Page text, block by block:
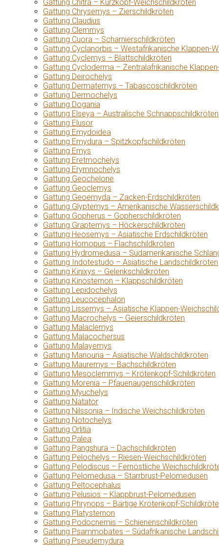
Gattung Chitra – Kurzkopf-Weichschildkröten
Gattung Chrysemys – Zierschildkröten
Gattung Claudius
Gattung Clemmys
Gattung Cuora – Scharnierschildkröten
Gattung Cyclanorbis – Westafrikanische Klappen-
Gattung Cyclemys – Blattschildkröten
Gattung Cycloderma – Zentralafrikanische
Gattung Deirochelys
Gattung Dermatemys – Tabascoschildkröten
Gattung Dermochelys
Gattung Dogania
Gattung Elseya – Australische Schnappschildkröten
Gattung Elusor
Gattung Emydoidea
Gattung Emydura – Spitzkopfschildkröten
Gattung Emys
Gattung Eretmochelys
Gattung Erymnochelys
Gattung Geochelone
Gattung Geoclemys
Gattung Geoemyda – Zacken-Erdschildkröten
Gattung Glyptemys – Amerikanische
Gattung Gopherus – Gopherschildkröten
Gattung Graptemys – Höckerschildkröten
Gattung Heosemys – Asiatische Erdschildkröten
Gattung Homopus – Flachschildkröten
Gattung Hydromedusa – Südamerikanische
Gattung Indotestudo – Asiatische Landschildkröten
Gattung Kinixys – Gelenkschildkröten
Gattung Kinosternon – Klappschildkröten
Gattung Lepidochelys
Gattung Leucocephalon
Gattung Lissemys – Asiatische Klappen-
Gattung Macrochelys – Geierschildkröten
Gattung Malaclemys
Gattung Malacochersus
Gattung Malayemys
Gattung Manouria – Asiatische Waldschildkröten
Gattung Mauremys – Bachschildkröten
Gattung Mesoclemmys – Krötenkopf-Schildkröten
Gattung Morenia – Pfauenaugenschildkröten
Gattung Myuchelys
Gattung Natator
Gattung Nilssonia – Indische Weichschildkröten
Gattung Notochelys
Gattung Orlitia
Gattung Palea
Gattung Pangshura – Dachschildkröten
Gattung Pelochelys – Riesen-Weichschildkröten
Gattung Pelodiscus – Fernöstliche
Gattung Pelomedusa – Starrbrust-Pelomedusen
Gattung Peltocephalus
Gattung Pelusios – Klappbrust-Pelomedusen
Gattung Phrynops – Bärtige Krötenkopf-
Gattung Platysternon
Gattung Podocnemis – Schienenschildkröten
Gattung Psammobates – Südafrikanische
Gattung Pseudemydura